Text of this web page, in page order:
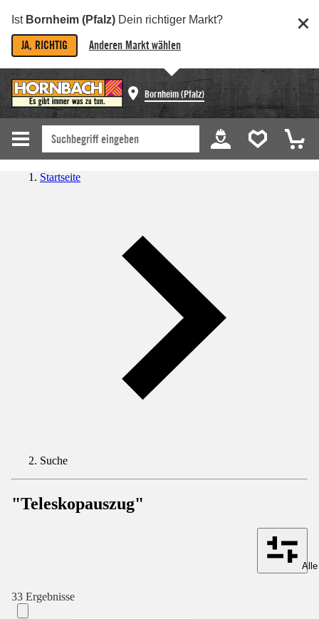
Ist Bornheim (Pfalz) Dein richtiger Markt?
JA, RICHTIG Anderen Markt wählen
Bornheim (Pfalz)
Startseite
Suche
"Teleskopauszug"
33 Ergebnisse